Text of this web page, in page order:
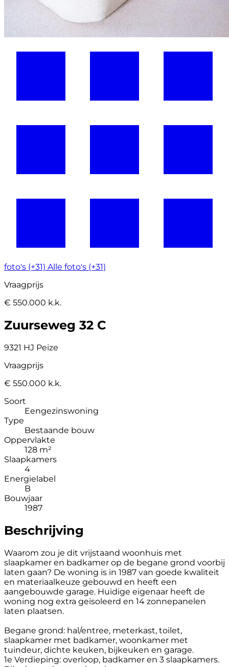
foto's (+31) Alle foto's (+31)
Vraagprijs
€ 550.000 k.k.
Zuurseweg 32 C
9321 HJ Peize
Vraagprijs
€ 550.000 k.k.
Soort
Eengezinswoning
Type
Bestaande bouw
Oppervlakte
128 m²
Slaapkamers
4
Energielabel
B
Bouwjaar
1987
Beschrijving
Waarom zou je dit vrijstaand woonhuis met
slaapkamer en badkamer op de begane grond voorbij
laten gaan? De woning is in 1987 van goede kwaliteit
en materiaalkeuze gebouwd en heeft een
aangebouwde garage. Huidige eigenaar heeft de
woning nog extra geïsoleerd en 14 zonnepanelen
laten plaatsen.
Begane grond: hal/entree, meterkast, toilet,
slaapkamer met badkamer, woonkamer met
tuindeur, dichte keuken, bijkeuken en garage.
1e Verdieping: overloop, badkamer en 3 slaapkamers.